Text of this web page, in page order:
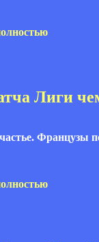
Лиги
Французы